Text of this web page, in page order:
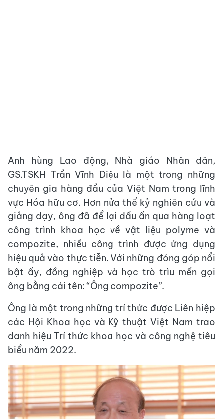
Anh hùng Lao động, Nhà giáo Nhân dân,
GS.TSKH Trần Vĩnh Diệu là một trong những
chuyên gia hàng đầu của Việt Nam trong lĩnh
vực Hóa hữu cơ. Hơn nửa thế kỷ nghiên cứu và
giảng dạy, ông đã để lại dấu ấn qua hàng loạt
công trình khoa học về vật liệu polyme và
compozite, nhiều công trình được ứng dụng
hiệu quả vào thực tiễn. Với những đóng góp nổi
bật ấy, đồng nghiệp và học trò trìu mến gọi
ông bằng cái tên: “Ông compozite”.
Ông là một trong những trí thức được Liên hiệp
các Hội Khoa học và Kỹ thuật Việt Nam trao
danh hiệu Trí thức khoa học và công nghệ tiêu
biểu năm 2022.